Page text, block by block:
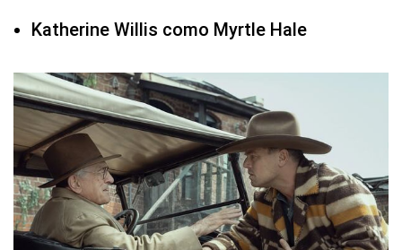
Katherine Willis como Myrtle Hale